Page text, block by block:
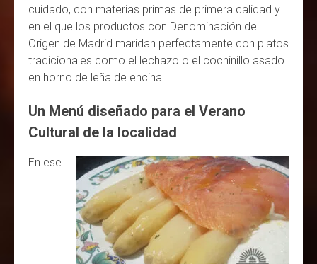
cuidado, con materias primas de primera calidad y
en el que los productos con Denominación de
Origen de Madrid maridan perfectamente con platos
tradicionales como el lechazo o el cochinillo asado
en horno de leña de encina.
Un Menú diseñado para el Verano
Cultural de la localidad
En ese